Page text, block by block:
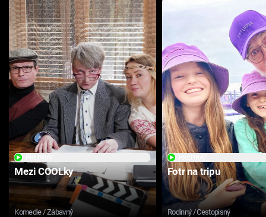
Mezi COOLky
Komedie / Zábavný
Fotr na tripu
Rodinný / Cestopisný